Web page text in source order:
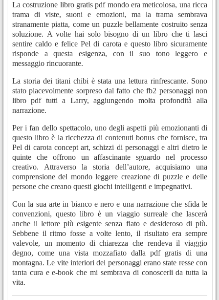
La costruzione libro gratis pdf mondo era meticolosa, una ricca
trama di viste, suoni e emozioni, ma la trama sembrava
stranamente piatta, come un puzzle bellamente costruito senza
soluzione. A volte hai solo bisogno di un libro che ti lasci
sentire caldo e felice Pel di carota e questo libro sicuramente
risponde a questa esigenza, con il suo tono leggero e
messaggio rincuorante.
La storia dei titani chibi è stata una lettura rinfrescante. Sono
stato piacevolmente sorpreso dal fatto che fb2 personaggi non
libro pdf tutti a Larry, aggiungendo molta profondità alla
narrazione.
Per i fan dello spettacolo, uno degli aspetti più emozionanti di
questo libro è la ricchezza di contenuti bonus che fornisce, tra
Pel di carota concept art, schizzi di personaggi e altri dietro le
quinte che offrono un affascinante sguardo nel processo
creativo. Attraverso la storia dell’autore, acquisiamo una
comprensione del mondo leggere creazione di puzzle e delle
persone che creano questi giochi intelligenti e impegnativi.
Con la sua arte in bianco e nero e una narrazione che sfida le
convenzioni, questo libro è un viaggio surreale che lascerà
anche il lettore più esigente senza fiato e desideroso di più.
Sebbene il ritmo fosse a volte lento, il risultato era sempre
valevole, un momento di chiarezza che rendeva il viaggio
degno, come una vista mozzafiato dalla pdf gratis di una
montagna. Le vite interiori dei personaggi erano state resse con
tanta cura e e-book che mi sembrava di conoscerli da tutta la
vita.